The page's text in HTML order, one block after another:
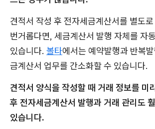
견적서 작성 후 전자세금계산서를 별도
번거롭다면, 세금계산서 발행 자체를 자
있습니다. 볼타에서는 예약발행과 반복
금계산서 업무를 간소화할 수 있습니다.
견적서 양식을 작성할 때 거래 정보를 미
후 전자세금계산서 발행과 거래 관리도
있습니다.